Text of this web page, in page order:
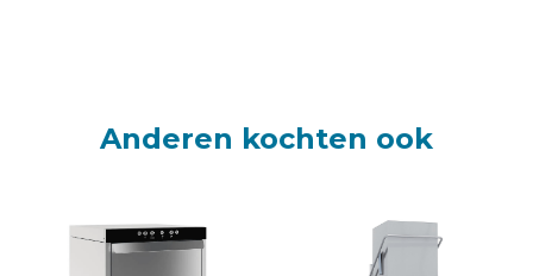
Anderen kochten ook